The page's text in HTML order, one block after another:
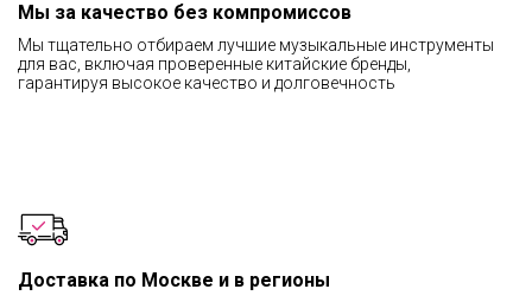
Мы за качество без компромиссов
Мы тщательно отбираем лучшие музыкальные инструменты
для вас, включая проверенные китайские бренды,
гарантируя высокое качество и долговечность
Доставка по Москве и в регионы